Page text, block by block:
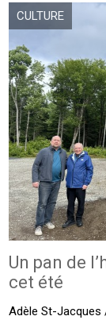
CULTURE
Un pan de
cet été
Adèle St-Jacques